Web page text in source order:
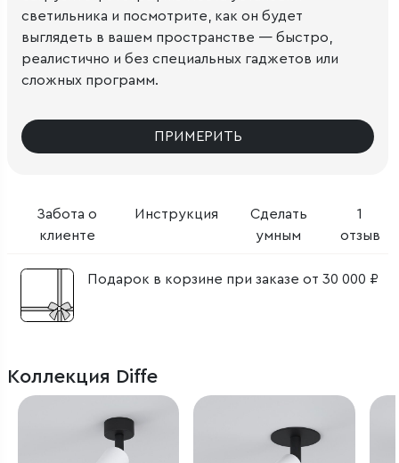
Забота о
клиенте
Инструкция
Сделать
умным
1
отзыв
Подарок в корзине при заказе от 30 000 ₽
светильника и посмотрите, как он будет
выглядеть в вашем пространстве — быстро,
реалистично и без специальных гаджетов или
сложных программ.
ПРИМЕРИТЬ
Коллекция Diffe